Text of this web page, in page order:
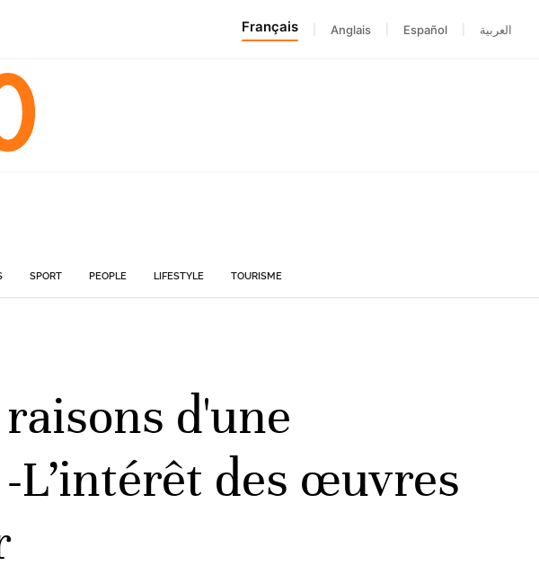
Français Anglais Español العربية
SPORT PEOPLE LIFESTYLE TOURISME
d'une
L’intérêt des œuvres